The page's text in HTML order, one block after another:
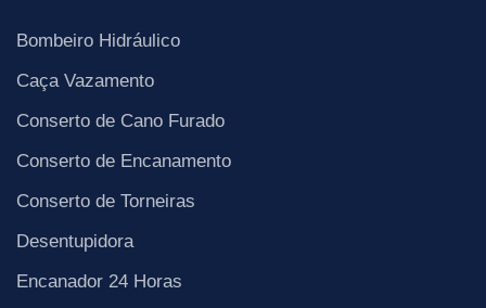
Bombeiro Hidráulico
Caça Vazamento
Conserto de Cano Furado
Conserto de Encanamento
Conserto de Torneiras
Desentupidora
Encanador 24 Horas